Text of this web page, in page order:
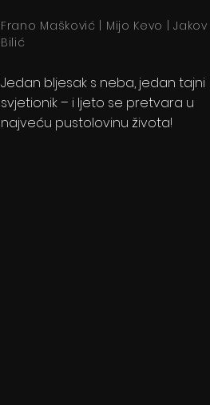
Frano Mašković | Mijo Kevo | Jakov
Bilić
Jedan bljesak s neba, jedan tajni
svjetionik – i ljeto se pretvara u
najveću pustolovinu života!